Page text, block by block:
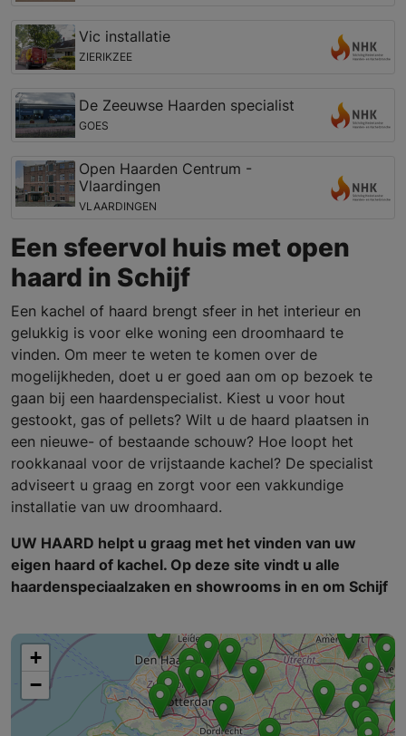
Vic installatie
ZIERIKZEE
De Zeeuwse Haarden specialist
GOES
Open Haarden Centrum -
Vlaardingen
VLAARDINGEN
Een sfeervol huis met open
haard in Schijf
Een kachel of haard brengt sfeer in het interieur en
gelukkig is voor elke woning een droomhaard te
vinden. Om meer te weten te komen over de
mogelijkheden, doet u er goed aan om op bezoek te
gaan bij een haardenspecialist. Kiest u voor hout
gestookt, gas of pellets? Wilt u de haard plaatsen in
een nieuwe- of bestaande schouw? Hoe loopt het
rookkanaal voor de vrijstaande kachel? De specialist
adviseert u graag en zorgt voor een vakkundige
installatie van uw droomhaard.
UW HAARD helpt u graag met het vinden van uw
eigen haard of kachel. Op deze site vindt u alle
haardenspeciaalzaken en showrooms in en om Schijf
+
−